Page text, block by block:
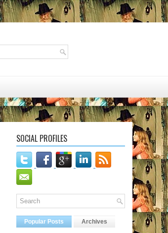
SOCIAL PROFILES
Popular Posts Archives